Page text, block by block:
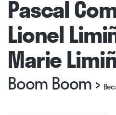
Pascal
Lionel
Marie
Boom Boom›